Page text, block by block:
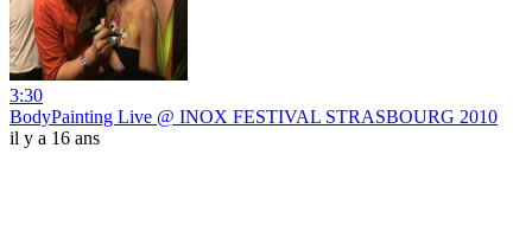
3:30
BodyPainting Live @ INOX FESTIVAL STRASBOURG 2010
il y a 16 ans